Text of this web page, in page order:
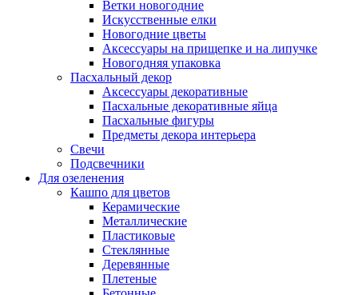
Ветки новогодние
Искусственные елки
Новогодние цветы
Аксессуары на прищепке и на липучке
Новогодняя упаковка
Пасхальный декор
Аксессуары декоративные
Пасхальные декоративные яйца
Пасхальные фигуры
Предметы декора интерьера
Свечи
Подсвечники
Для озеленения
Кашпо для цветов
Керамические
Металлические
Пластиковые
Стеклянные
Деревянные
Плетеные